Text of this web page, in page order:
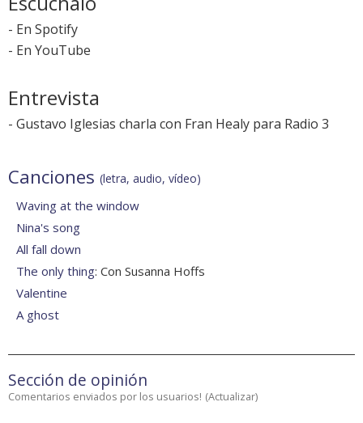
- En Spotify
- En YouTube
Entrevista
- Gustavo Iglesias charla con Fran Healy para Radio 3
Canciones (letra, audio, vídeo)
Waving at the window
Nina's song
All fall down
The only thing: Con Susanna Hoffs
Valentine
A ghost
Sección de opinión
Comentarios enviados por los usuarios! (Actualizar)